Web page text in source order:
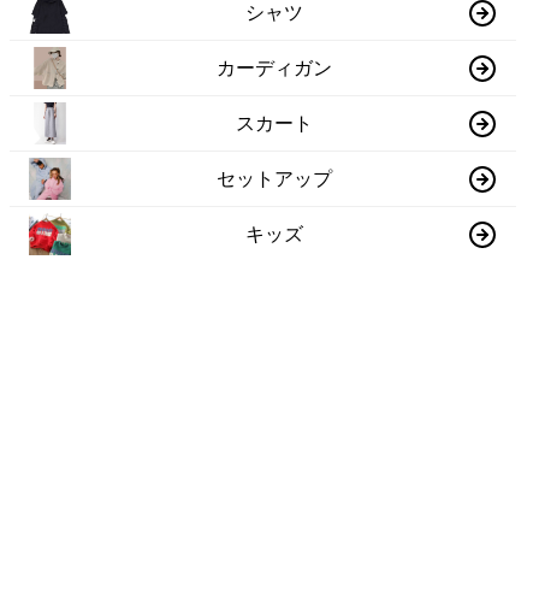
シャツ
カーディガン
スカート
セットアップ
キッズ